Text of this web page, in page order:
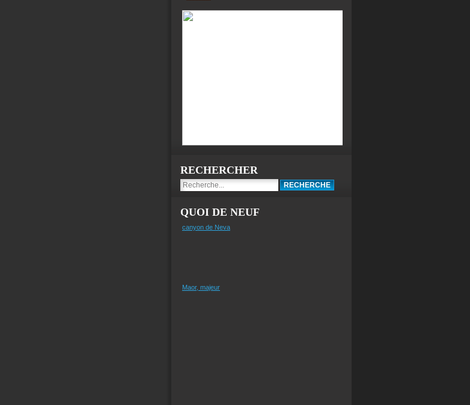
RECHERCHER
QUOI DE NEUF
canyon de Neva
Maor, majeur